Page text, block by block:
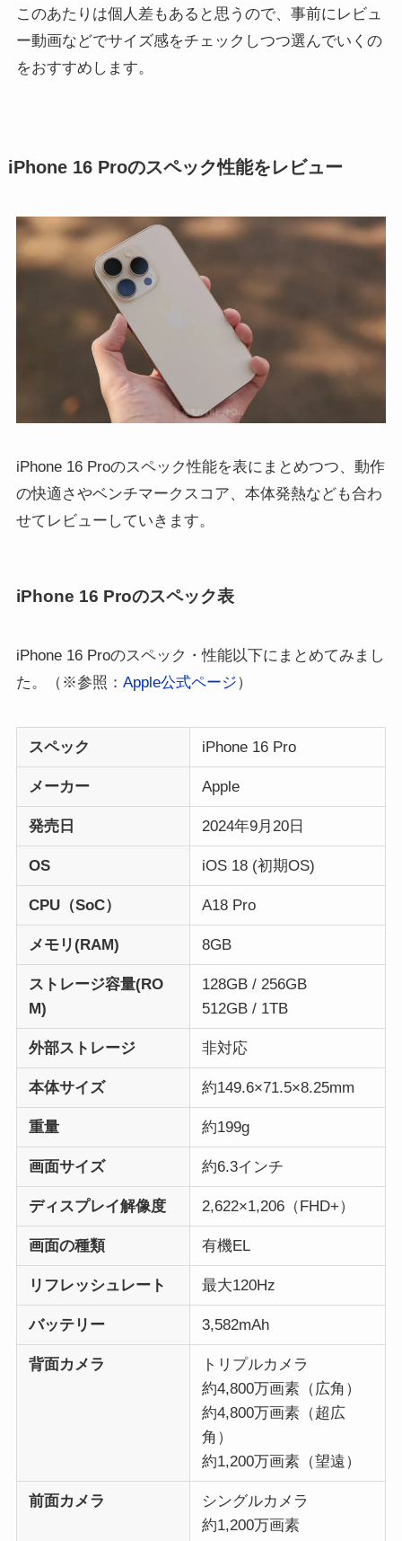
このあたりは個人差もあると思うので、事前にレビュ
ー動画などでサイズ感をチェックしつつ選んでいくの
をおすすめします。
iPhone 16 Proのスペック性能をレビュー
iPhone 16 Proのスペック性能を表にまとめつつ、動作
の快適さやベンチマークスコア、本体発熱なども合わ
せてレビューしていきます。
iPhone 16 Proのスペック表
iPhone 16 Proのスペック・性能以下にまとめてみまし
た。（※参照： Apple公式ページ）
スペック iPhone 16 Pro
メーカー Apple
発売日 2024年9月20日
OS iOS 18 (初期OS)
CPU（SoC） A18 Pro
メモリ(RAM) 8GB
ストレージ容量(RO
M)
128GB / 256GB
512GB / 1TB
外部ストレージ 非対応
本体サイズ 約149.6×71.5×8.25mm
重量 約199g
画面サイズ 約6.3インチ
ディスプレイ解像度 2,622×1,206（FHD+）
画面の種類 有機EL
リフレッシュレート 最大120Hz
バッテリー 3,582mAh
背面カメラ
トリプルカメラ
約4,800万画素（広角）
約4,800万画素（超広
角）
約1,200万画素（望遠）
前面カメラ
シングルカメラ
約1,200万画素